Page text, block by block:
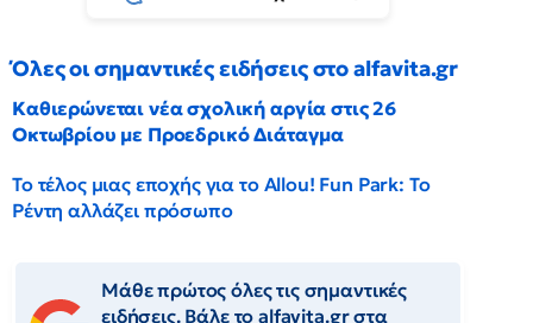
Όλες οι σημαντικές ειδήσεις στο alfavita.gr
Καθιερώνεται νέα σχολική αργία στις 26
Οκτωβρίου με Προεδρικό Διάταγμα
Το τέλος μιας εποχής για το Allou! Fun Park: Το
Ρέντη αλλάζει πρόσωπο
Μάθε πρώτος όλες τις σημαντικές
ειδήσεις. Βάλε το alfavita.gr στα